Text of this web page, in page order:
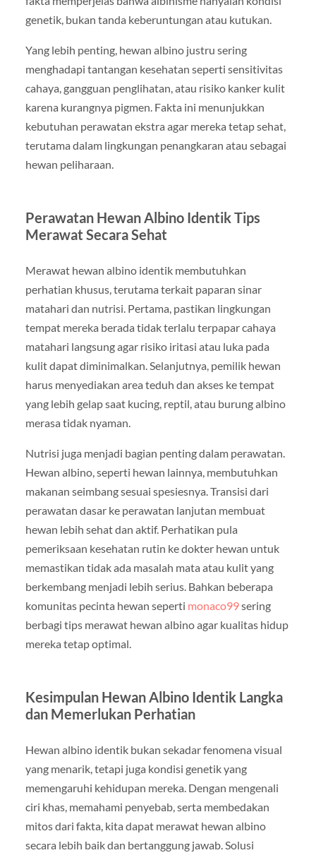
genetik, bukan tanda keberuntungan atau kutukan.
Yang lebih penting, hewan albino justru sering
menghadapi tantangan kesehatan seperti sensitivitas
cahaya, gangguan penglihatan, atau risiko kanker kulit
karena kurangnya pigmen. Fakta ini menunjukkan
kebutuhan perawatan ekstra agar mereka tetap sehat,
terutama dalam lingkungan penangkaran atau sebagai
hewan peliharaan.
Perawatan Hewan Albino Identik Tips
Merawat Secara Sehat
Merawat hewan albino identik membutuhkan
perhatian khusus, terutama terkait paparan sinar
matahari dan nutrisi. Pertama, pastikan lingkungan
tempat mereka berada tidak terlalu terpapar cahaya
matahari langsung agar risiko iritasi atau luka pada
kulit dapat diminimalkan. Selanjutnya, pemilik hewan
harus menyediakan area teduh dan akses ke tempat
yang lebih gelap saat kucing, reptil, atau burung albino
merasa tidak nyaman.
Nutrisi juga menjadi bagian penting dalam perawatan.
Hewan albino, seperti hewan lainnya, membutuhkan
makanan seimbang sesuai spesiesnya. Transisi dari
perawatan dasar ke perawatan lanjutan membuat
hewan lebih sehat dan aktif. Perhatikan pula
pemeriksaan kesehatan rutin ke dokter hewan untuk
memastikan tidak ada masalah mata atau kulit yang
berkembang menjadi lebih serius. Bahkan beberapa
komunitas pecinta hewan seperti monaco99sering
berbagi tips merawat hewan albino agar kualitas hidup
mereka tetap optimal.
Kesimpulan Hewan Albino Identik Langka
dan Memerlukan Perhatian
Hewan albino identik bukan sekadar fenomena visual
yang menarik, tetapi juga kondisi genetik yang
memengaruhi kehidupan mereka. Dengan mengenali
ciri khas, memahami penyebab, serta membedakan
mitos dari fakta, kita dapat merawat hewan albino
secara lebih baik dan bertanggung jawab. Solusi